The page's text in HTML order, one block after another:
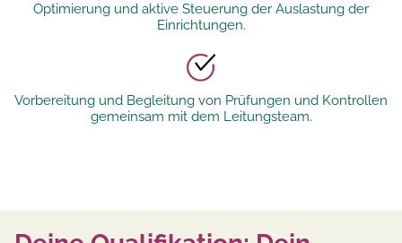
Optimierung und aktive Steuerung der Auslastung der
Einrichtungen.
Vorbereitung und Begleitung von Prüfungen und Kontrollen
gemeinsam mit dem Leitungsteam.